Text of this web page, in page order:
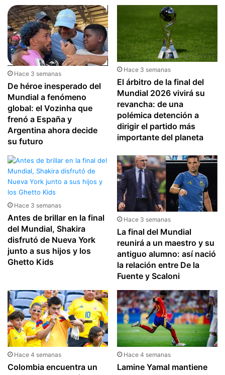
Hace 3 semanas
De héroe inesperado del
Mundial a fenómeno
global: el Vozinha que
frenó a España y
Argentina ahora decide
su futuro
Hace 3 semanas
El árbitro de la final del
Mundial 2026 vivirá su
revancha: de una
polémica detención a
dirigir el partido más
importante del planeta
Hace 3 semanas
Antes de brillar en la final
del Mundial, Shakira
disfrutó de Nueva York
junto a sus hijos y los
Ghetto Kids
Hace 3 semanas
La final del Mundial
reunirá a un maestro y su
antiguo alumno: así nació
la relación entre De la
Fuente y Scaloni
Hace 4 semanas
Colombia encuentra un
Hace 4 semanas
Lamine Yamal mantiene